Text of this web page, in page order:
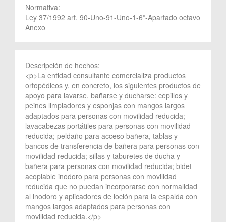
Normativa:
Ley 37/1992 art. 90-Uno-91-Uno-1-6º-Apartado octavo
Anexo
Descripción de hechos:
<p>La entidad consultante comercializa productos
ortopédicos y, en concreto, los siguientes productos de
apoyo para lavarse, bañarse y ducharse: cepillos y
peines limpiadores y esponjas con mangos largos
adaptados para personas con movilidad reducida;
lavacabezas portátiles para personas con movilidad
reducida; peldaño para acceso bañera, tablas y
bancos de transferencia de bañera para personas con
movilidad reducida; sillas y taburetes de ducha y
bañera para personas con movilidad reducida; bidet
acoplable inodoro para personas con movilidad
reducida que no puedan incorporarse con normalidad
al inodoro y aplicadores de loción para la espalda con
mangos largos adaptados para personas con
movilidad reducida.</p>